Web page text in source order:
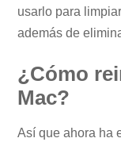
usarlo para
además de
¿Cómo
Mac?
Así que ahora ha